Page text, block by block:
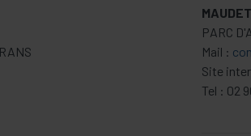
PARC
Mail :
Site
Tel : 02